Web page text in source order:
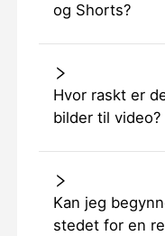
og Shorts?
Hvor raskt er
bilder til video?
Kan jeg
stedet for en